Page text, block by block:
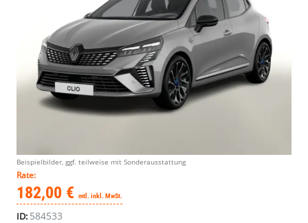
Beispielbilder, ggf. teilweise mit Sonderausstattung
Rate:
182,00 € mtl. inkl. MwSt.
ID: 584533